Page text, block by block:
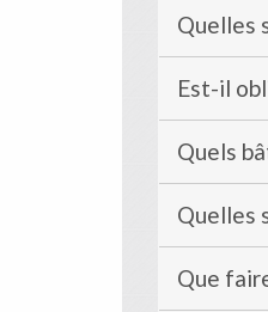
Quelles
Est-il
Quels
Quelles
Que